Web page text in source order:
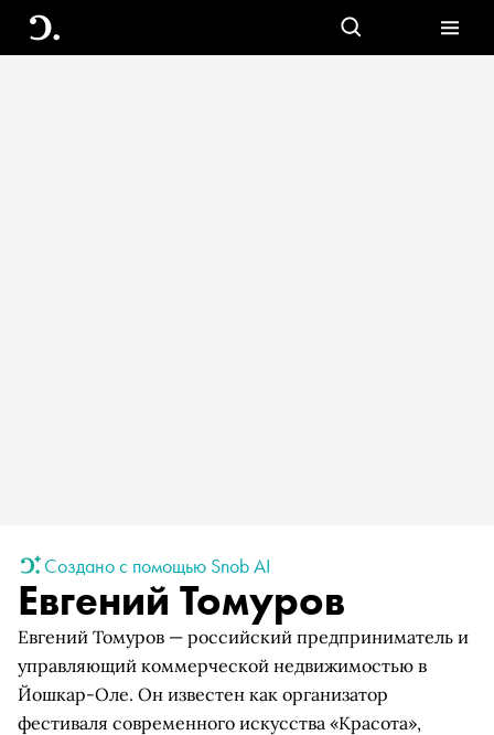
Создано с помощью Snob AI
Евгений Томуров
Евгений Томуров — российский предприниматель и
управляющий коммерческой недвижимостью в
Йошкар-Оле. Он известен как организатор
фестиваля современного искусства «Красота»,